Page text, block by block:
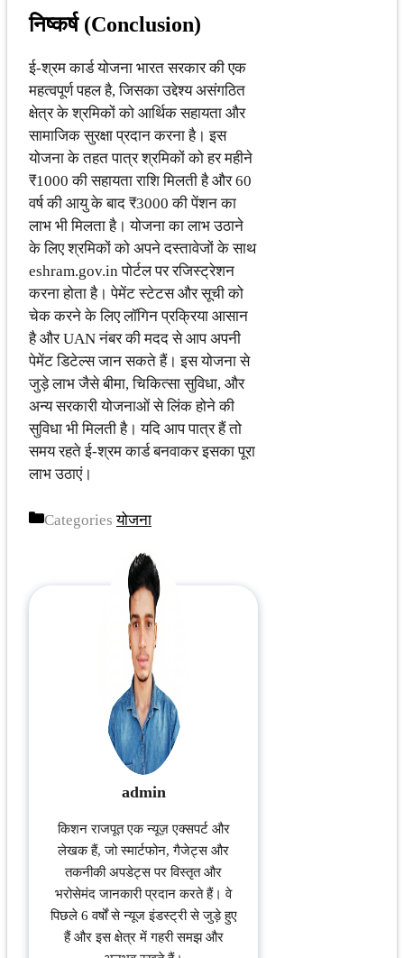
निष्कर्ष (Conclusion)
ई-श्रम कार्ड योजना भारत सरकार की एक
महत्वपूर्ण पहल है, जिसका उद्देश्य असंगठित
क्षेत्र के श्रमिकों को आर्थिक सहायता और
सामाजिक सुरक्षा प्रदान करना है। इस
योजना के तहत पात्र श्रमिकों को हर महीने
₹1000 की सहायता राशि मिलती है और 60
वर्ष की आयु के बाद ₹3000 की पेंशन का
लाभ भी मिलता है। योजना का लाभ उठाने
के लिए श्रमिकों को अपने दस्तावेजों के साथ
eshram.gov.in पोर्टल पर रजिस्ट्रेशन
करना होता है। पेमेंट स्टेटस और सूची को
चेक करने के लिए लॉगिन प्रक्रिया आसान
है और UAN नंबर की मदद से आप अपनी
पेमेंट डिटेल्स जान सकते हैं। इस योजना से
जुड़े लाभ जैसे बीमा, चिकित्सा सुविधा, और
अन्य सरकारी योजनाओं से लिंक होने की
सुविधा भी मिलती है। यदि आप पात्र हैं तो
समय रहते ई-श्रम कार्ड बनवाकर इसका पूरा
लाभ उठाएं।
Categoriesयोजना
admin
किशन राजपूत एक न्यूज़ एक्सपर्ट और
लेखक हैं, जो स्मार्टफोन, गैजेट्स और
तकनीकी अपडेट्स पर विस्तृत और
भरोसेमंद जानकारी प्रदान करते हैं। वे
पिछले 6 वर्षों से न्यूज इंडस्ट्री से जुड़े हुए
हैं और इस क्षेत्र में गहरी समझ और